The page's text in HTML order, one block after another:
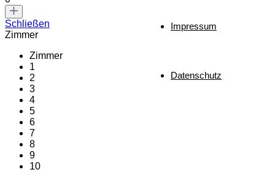
Impressum
Datenschutz
Schließen
Zimmer
Zimmer
1
2
3
4
5
6
7
8
9
10